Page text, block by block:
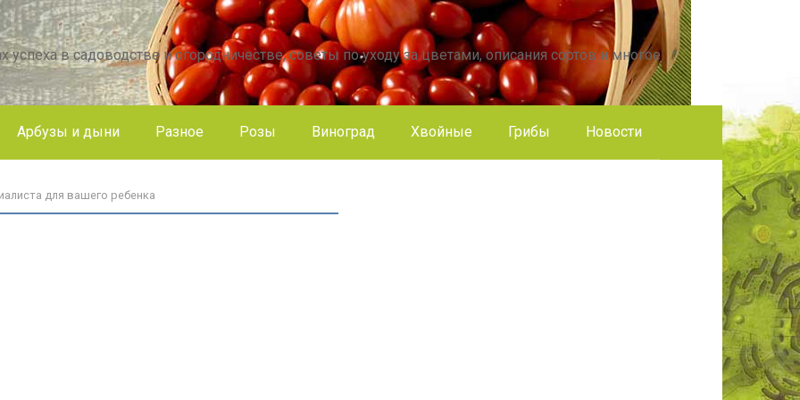
успеха в садоводстве и огородничестве, советы по уходу за цветами, описания сортов и многое
Арбузы и дыни Разное Розы Виноград Хвойные Грибы Новости
для вашего ребенка